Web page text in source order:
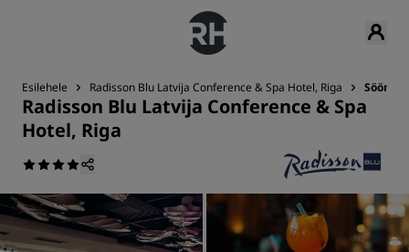
Esilehele Radisson Blu Latvija Conference & Spa Hotel, Riga
Radisson Blu Latvija Conference & Spa
Hotel, Riga